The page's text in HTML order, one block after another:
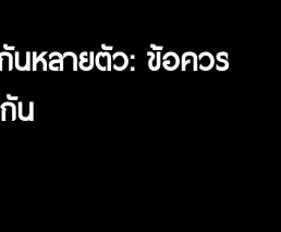
นหลายตัว: ข้อควร
น